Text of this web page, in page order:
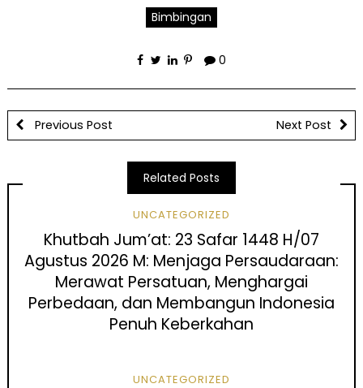
Bimbingan
0
Previous Post Next Post
Related Posts
UNCATEGORIZED
Khutbah Jum’at: 23 Safar 1448 H/07
Agustus 2026 M: Menjaga Persaudaraan:
Merawat Persatuan, Menghargai
Perbedaan, dan Membangun Indonesia
Penuh Keberkahan
UNCATEGORIZED